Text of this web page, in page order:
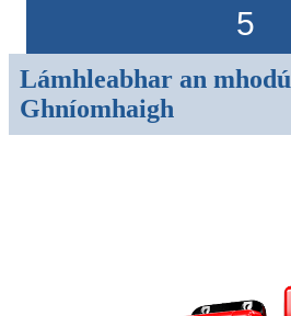
5
Lámhleabhar an
Ghníomhaigh